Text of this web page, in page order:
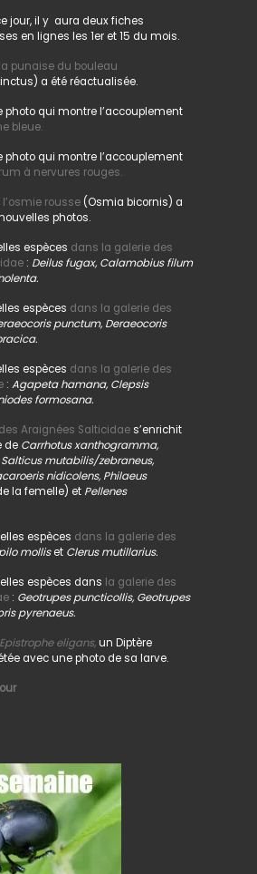
jour, il y aura deux fiches
en lignes les 1er et 15 du mois.
punaise du bouleau
a été réactualisée.
photo qui montre l’accouplement
bleue.
photo qui montre l’accouplement
à nervures rouges.
rousse(Osmia bicornis) a
photos.
espèces dans la galerie des
: Deilus fugax, Calamobius filum
espèces dans la galerie des
punctum, Deraeocoris
espèces dans la galerie des
: Agapeta hamana, Clepsis
formosana.
Araignées Salticidaes’enrichit
de Carrhotus xanthogramma,
mutabilis/zebraneus,
nidicolens, Philaeus
la femelle) et Pellenes
espèces dans la galerie des
molliset Clerus mutillarius.
espèces dans la galerie des
: Geotrupes puncticollis, Geotrupes
pyrenaeus.
Epistrophe eligans,un Diptère
avec une photo de sa larve.